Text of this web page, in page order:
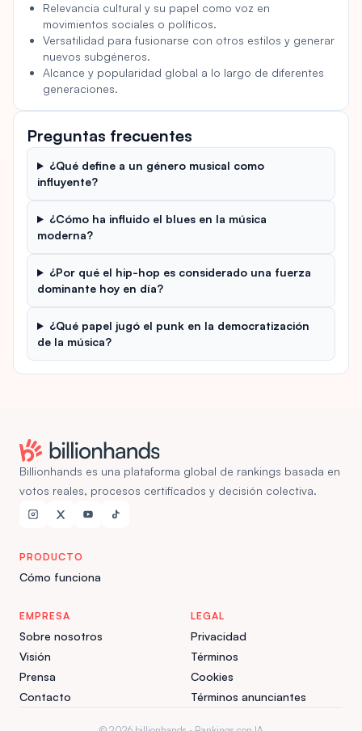
Relevancia cultural y su papel como voz en
movimientos sociales o políticos.
Versatilidad para fusionarse con otros estilos y generar
nuevos subgéneros.
Alcance y popularidad global a lo largo de diferentes
generaciones.
Preguntas frecuentes
¿Qué define a un género musical como
influyente?
¿Cómo ha influido el blues en la música
moderna?
¿Por qué el hip-hop es considerado una fuerza
dominante hoy en día?
¿Qué papel jugó el punk en la democratización
de la música?
Billionhands es una plataforma global de rankings basada en
votos reales, procesos certificados y decisión colectiva.
PRODUCTO
Cómo funciona
EMPRESA
Sobre nosotros
Visión
Prensa
Contacto
LEGAL
Privacidad
Términos
Cookies
Términos anunciantes